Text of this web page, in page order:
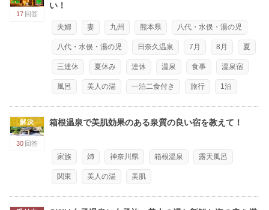
17 回答
い！
夫婦 妻 九州 熊本県 八代・水俣・湯の児
八代・水俣・湯の児 日奈久温泉 7月 8月 夏
三連休 夏休み 連休 温泉 食事 温泉宿
風呂 美人の湯 一泊二食付き 旅行 1泊
解決
30 回答
箱根温泉で美肌効果のある泉質の良い宿を教えて！
家族 姉 神奈川県 箱根温泉 露天風呂
関東 美人の湯 美肌